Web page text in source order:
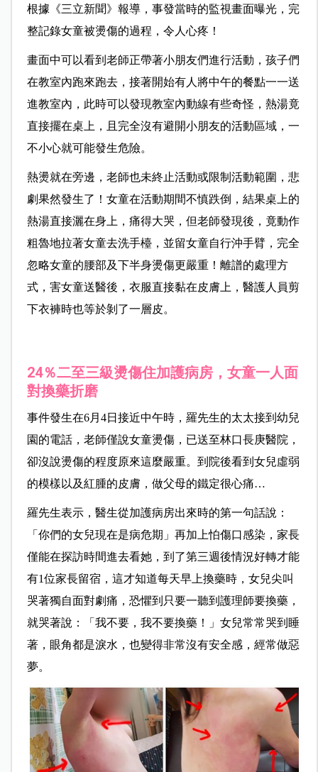
根據《三立新聞》報導，事發當時的監視畫面曝光，完
整記錄女童被燙傷的過程，令人心疼！
畫面中可以看到老師正帶著小朋友們進行活動，孩子們
在教室內跑來跑去，接著開始有人將中午的餐點一一送
進教室內，此時可以發現教室內動線有些奇怪，熱湯竟
直接擺在桌上，且完全沒有避開小朋友的活動區域，一
不小心就可能發生危險。
熱燙就在旁邊，老師也未終止活動或限制活動範圍，悲
劇果然發生了！女童在活動期間不慎跌倒，結果桌上的
熱湯直接灑在身上，痛得大哭，但老師發現後，竟動作
粗魯地拉著女童去洗手檯，並留女童自行沖手臂，完全
忽略女童的腰部及下半身燙傷更嚴重！離譜的處理方
式，害女童送醫後，衣服直接黏在皮膚上，醫護人員剪
下衣褲時也等於剝了一層皮。
24％二至三級燙傷住加護病房，女童一人面
對換藥折磨
事件發生在6月4日接近中午時，羅先生的太太接到幼兒
園的電話，老師僅說女童燙傷，已送至林口長庚醫院，
卻沒說燙傷的程度原來這麼嚴重。到院後看到女兒虛弱
的模樣以及紅腫的皮膚，做父母的鐵定很心痛…
羅先生表示，醫生從加護病房出來時的第一句話說：
「你們的女兒現在是病危期」再加上怕傷口感染，家長
僅能在探訪時間進去看她，到了第三週後情況好轉才能
有1位家長留宿，這才知道每天早上換藥時，女兒尖叫
哭著獨自面對劇痛，恐懼到只要一聽到護理師要換藥，
就哭著說：「我不要，我不要換藥！」女兒常常哭到睡
著，眼角都是淚水，也變得非常沒有安全感，經常做惡
夢。